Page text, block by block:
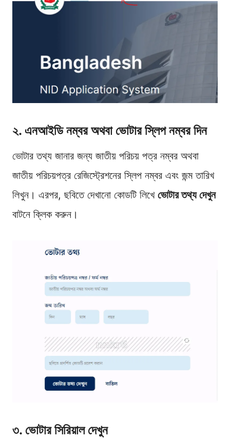
২. এনআইডি নম্বর অথবা ভোটার স্লিপ নম্বর দিন
ভোটার তথ্য জানার জন্য জাতীয় পরিচয় পত্র নম্বর অথবা
জাতীয় পরিচয়পত্র রেজিস্ট্রেশনের স্লিপ নম্বর এবং জন্ম তারিখ
লিখুন। এরপর, ছবিতে দেখানো কোডটি লিখে ভোটার তথ্য দেখুন
বাটনে ক্লিক করুন।
৩. ভোটার সিরিয়াল দেখুন